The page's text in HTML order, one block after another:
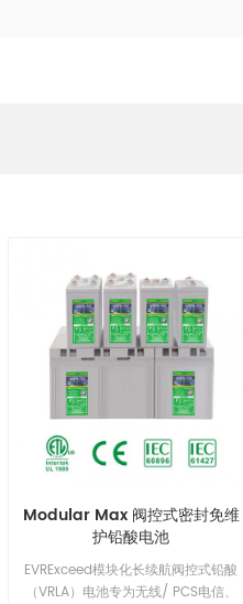
Modular Max 阀控式密封免维
护铅酸电池
EVRExceed模块化长续航阀控式铅酸
（VRLA）电池专为无线/ PCS电信、